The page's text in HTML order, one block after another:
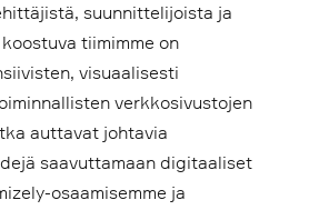
suunnittelijoista ja
tiimimme on
visuaalisesti
verkkosivustojen
auttavat johtavia
saavuttamaan digitaaliset
osaamisemme ja